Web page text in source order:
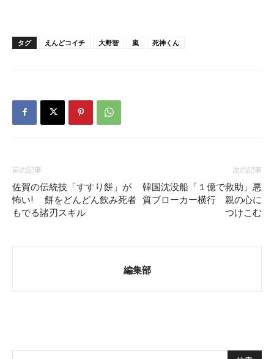
タグ えんどコイチ 大野智 嵐 死神くん
前の記事
佐賀の伝統技「すすり餅」が
怖い! 餅をどんどん飲み死者
もでる諸刃スキル
次の記事
韓国沈没船「１億で救助」悪
質ブローカー横行 親の心に
つけこむ
編集部